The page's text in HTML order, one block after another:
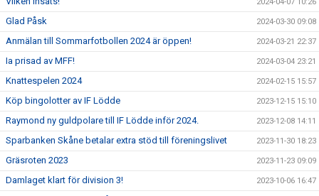
Glad Påsk 2024-03-30 09:08
Anmälan till Sommarfotbollen 2024 är öppen! 2024-03-21 22:37
Ia prisad av MFF! 2024-03-04 23:21
Knattespelen 2024 2024-02-15 15:57
Köp bingolotter av IF Lödde 2023-12-15 15:10
Raymond ny guldpolare till IF Lödde inför 2024. 2023-12-08 14:11
Sparbanken Skåne betalar extra stöd till föreningslivet 2023-11-30 18:23
Gräsroten 2023 2023-11-23 09:09
Damlaget klart för division 3! 2023-10-06 16:47